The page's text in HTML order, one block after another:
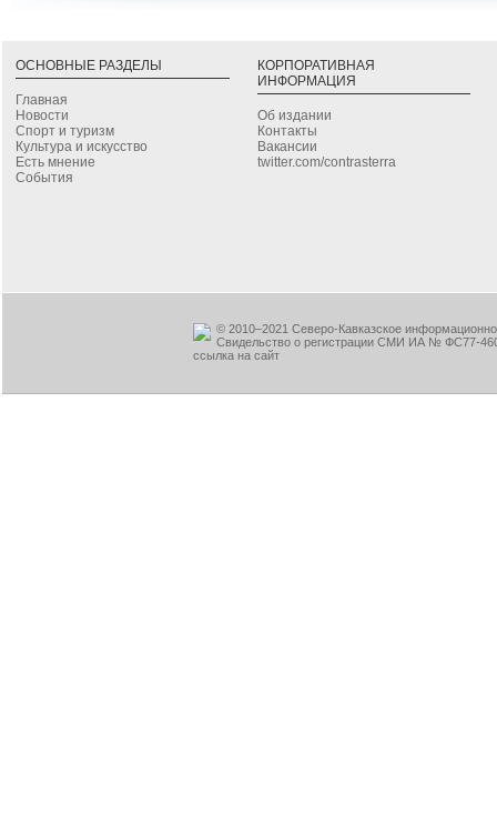
ОСНОВНЫЕ РАЗДЕЛЫ
Главная
Новости
Спорт и туризм
Культура и искусство
Есть мнение
События
КОРПОРАТИВНАЯ
ИНФОРМАЦИЯ
Об издании
Контакты
Вакансии
twitter.com/contrasterra
© 2010–2021 Северо-Кавказское
Свидельство о регистрации СМИ ИА № ФС77-
ссылка на сайт